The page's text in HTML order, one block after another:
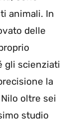
animali. In
delle
gli scienziati
la
oltre sei
studio